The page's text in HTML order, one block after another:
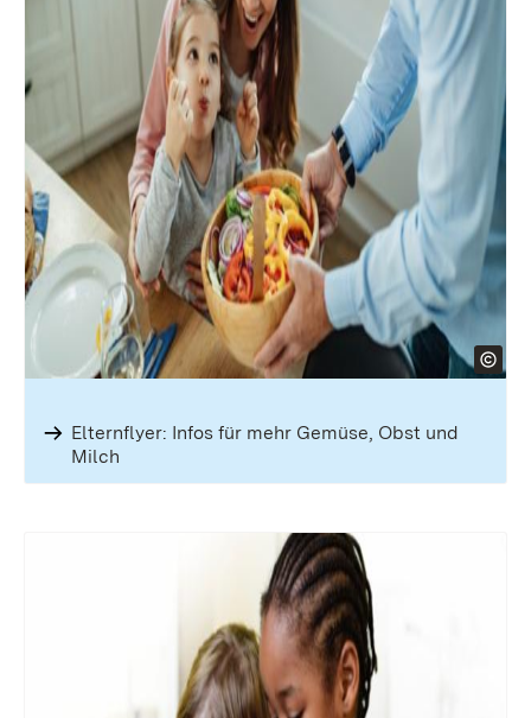
Elternflyer: Infos für mehr Gemüse, Obst und
Milch